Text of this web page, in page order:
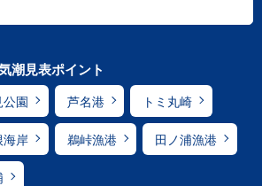
潮見表ポイント
公園 芦名港 トミ丸崎
海岸 鵜峠漁港 田ノ浦漁港